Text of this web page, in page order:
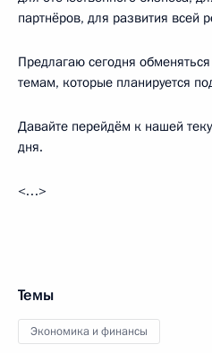
партнёров, для развития всей
Предлагаю сегодня
темам, которые планируется
Давайте перейдём к нашей
дня.
<…>
Темы
Экономика и финансы